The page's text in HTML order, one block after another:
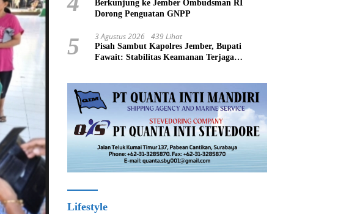
Berkunjung ke Jember Ombudsman RI
Dorong Penguatan GNPP
5 3 Agustus 2026 439 Lihat
Pisah Sambut Kapolres Jember, Bupati
Fawait: Stabilitas Keamanan Terjaga
Lifestyle